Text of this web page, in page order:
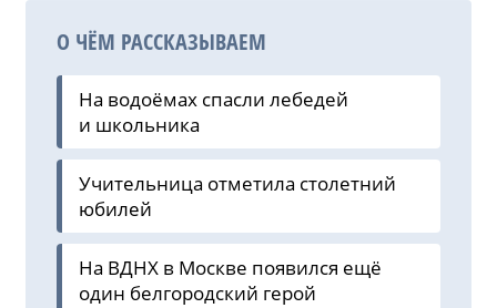
О ЧЁМ РАССКАЗЫВАЕМ
На водоёмах спасли лебедей
и школьника
Учительница отметила столетний
юбилей
На ВДНХ в Москве появился ещё
один белгородский герой